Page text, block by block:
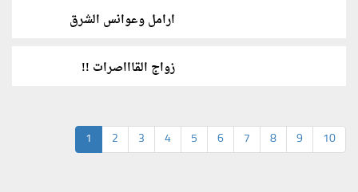
ارامل وعوانس الشرق
زواج القاااصرات !!
1 2 3 4 5 6 7 8 9 10